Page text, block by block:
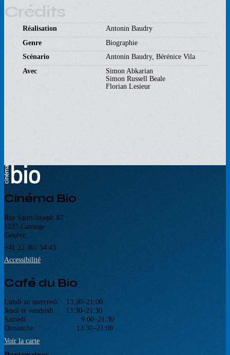
Crédits
Réalisation
Antonin Baudry
Genre
Biographie
Scénario
Antonin Baudry, Bérénice Vila
Avec
Simon Abkarian
Simon Russell Beale
Florian Lesieur
Cinéma Bio
Rue Saint-Joseph 47
1227 Carouge
Genève
+41 22 301 54 43
Accessibilité
Café du Bio
Lundi au mercredi 13:30–21:00
Jeudi et vendredi 13:30–21:30
Samedi 9:00–21:30
Dimanche 13:30–21:00
Voir la carte